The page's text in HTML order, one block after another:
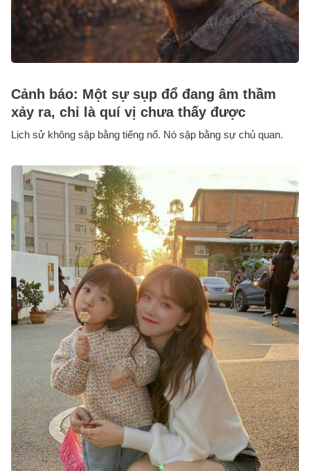
Cảnh báo: Một sự sụp đổ đang âm thầm
xảy ra, chỉ là quí vị chưa thấy được
Lịch sử không sập bằng tiếng nổ. Nó sập bằng sự chủ quan.